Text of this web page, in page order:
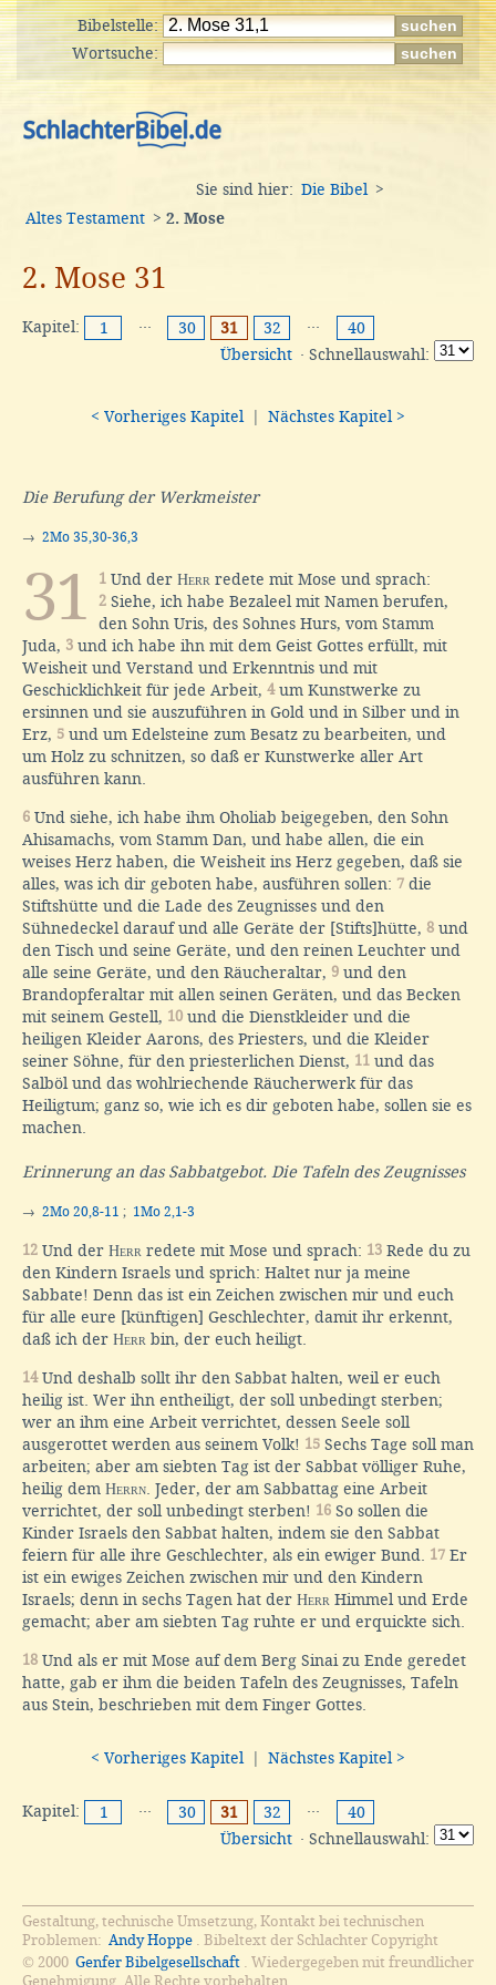
Bibelstelle:
Wortsuche:
Sie sind hier: Die Bibel
>
Altes Testament > 2. Mose
2. Mose 31
Kapitel: 1 ··· 30 31 32 ···
40
Übersicht · Schnellauswahl:
< Vorheriges Kapitel Nächstes Kapitel >
Die Berufung der Werkmeister
→ 2Mo 35,30-36,3
31 1 Und der Herr redete mit Mose und sprach:
2 Siehe, ich habe Bezaleel mit Namen berufen,
den Sohn Uris, des Sohnes Hurs, vom Stamm
Juda, 3 und ich habe ihn mit dem Geist Gottes erfüllt, mit
Weisheit und Verstand und Erkenntnis und mit
Geschicklichkeit für jede Arbeit, 4um Kunstwerke zu
ersinnen und sie auszuführen in Gold und in Silber und in
Erz, 5 und um Edelsteine zum Besatz zu bearbeiten, und
um Holz zu schnitzen, so daß er Kunstwerke aller Art
ausführen kann.
6 Und siehe, ich habe ihm Oholiab beigegeben, den Sohn
Ahisamachs, vom Stamm Dan, und habe allen, die ein
weises Herz haben, die Weisheit ins Herz gegeben, daß sie
alles, was ich dir geboten habe, ausführen sollen: 7 die
Stiftshütte und die Lade des Zeugnisses und den
Sühnedeckel darauf und alle Geräte der [Stifts]hütte, 8 und
den Tisch und seine Geräte, und den reinen Leuchter und
alle seine Geräte, und den Räucheraltar, 9 und den
Brandopferaltar mit allen seinen Geräten, und das Becken
mit seinem Gestell, 10 und die Dienstkleider und die
heiligen Kleider Aarons, des Priesters, und die Kleider
seiner Söhne, für den priesterlichen Dienst, 11 und das
Salböl und das wohlriechende Räucherwerk für das
Heiligtum; ganz so, wie ich es dir geboten habe, sollen sie es
machen.
Erinnerung an das Sabbatgebot. Die Tafeln des Zeugnisses
→ 2Mo 20,8-11 ; 1Mo 2,1-3
12 Und der Herr redete mit Mose und sprach: 13 Rede du zu
den Kindern Israels und sprich: Haltet nur ja meine
Sabbate! Denn das ist ein Zeichen zwischen mir und euch
für alle eure [künftigen] Geschlechter, damit ihr erkennt,
daß ich der Herr bin, der euch heiligt.
14Und deshalb sollt ihr den Sabbat halten, weil er euch
heilig ist. Wer ihn entheiligt, der soll unbedingt sterben;
wer an ihm eine Arbeit verrichtet, dessen Seele soll
ausgerottet werden aus seinem Volk! 15 Sechs Tage soll man
arbeiten; aber am siebten Tag ist der Sabbat völliger Ruhe,
heilig dem Herrn . Jeder, der am Sabbattag eine Arbeit
verrichtet, der soll unbedingt sterben! 16 So sollen die
Kinder Israels den Sabbat halten, indem sie den Sabbat
feiern für alle ihre Geschlechter, als ein ewiger Bund. 17 Er
ist ein ewiges Zeichen zwischen mir und den Kindern
Israels; denn in sechs Tagen hat der Herr Himmel und Erde
gemacht; aber am siebten Tag ruhte er und erquickte sich.
18 Und als er mit Mose auf dem Berg Sinai zu Ende geredet
hatte, gab er ihm die beiden Tafeln des Zeugnisses, Tafeln
aus Stein, beschrieben mit dem Finger Gottes.
< Vorheriges Kapitel | Nächstes Kapitel >
Kapitel: 1 ··· 30 31 32 ···
40
Übersicht · Schnellauswahl:
Gestaltung, technische Umsetzung, Kontakt bei technischen
Problemen: Andy Hoppe
. Bibeltext der Schlachter Copyright
© 2000 Genfer Bibelgesellschaft
. Wiedergegeben mit freundlicher
Genehmigung. Alle Rechte vorbehalten.